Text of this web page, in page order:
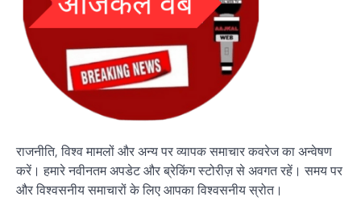
राजनीति, विश्व मामलों और अन्य पर व्यापक समाचार कवरेज का अन्वेषण
करें। हमारे नवीनतम अपडेट और ब्रेकिंग स्टोरीज़ से अवगत रहें। समय पर
और विश्वसनीय समाचारों के लिए आपका विश्वसनीय स्रोत।